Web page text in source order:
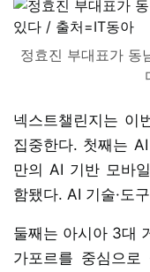
정효진 부대표가 동
넥스트챌린지는 이
집중한다. 첫째는
만의 AI 기반 모바
함됐다. AI 기술·도
둘째는 아시아 3대
가포르를 중심으로